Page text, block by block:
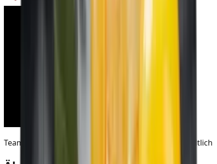
Team Oran ist derzeit nicht im SmokeDex Shop erhältlich